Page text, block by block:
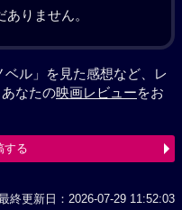
りません。
ベル」を見た感想など、レ
なたの映画レビューをお
する
終更新日：2026-07-29 11:52:03